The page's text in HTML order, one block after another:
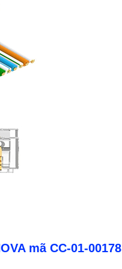
mã CC-01-00178